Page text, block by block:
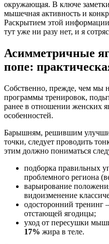
окружающая. В ключе
мышечная активность и
Раскрытием этой
тут уже ни разу нет, и я
Асимметричные
попе:
Собственно, прежде, чем мы
программы тренировок,
ранее в отношении женских
особенностей.
Барышням, решившим
точки, следует проводить
этим должно пониматься
подборка правильных
проблемного региона
варьирование
видоизменение
одосторонний тренинг
отстающей ягодицы;
уход от пересушки
17% жира в теле.